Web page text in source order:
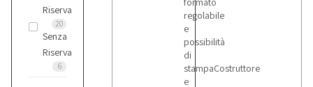
Riserva
20
Senza
Riserva
6
regolabile
e
possibilità
di
stampaCostruttore
e